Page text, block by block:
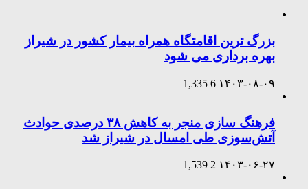
بزرگ ترین اقامتگاه همراه بیمار کشور در شیراز
بهره برداری می شود
۱۴۰۳-۰۸-۰۹ 6
1,335
فرهنگ سازی منجر به کاهش ۳۸ درصدی حوادث
آتش‌سوزی طی امسال در شیراز شد
۱۴۰۳-۰۶-۲۷ 2
1,539